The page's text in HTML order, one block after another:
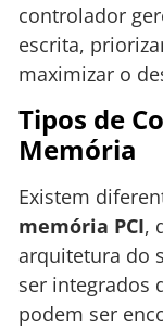
controlador
escrita,
maximizar o
Tipos de
Memória
Existem
memória PCI,
arquitetura do
ser integrados
podem ser